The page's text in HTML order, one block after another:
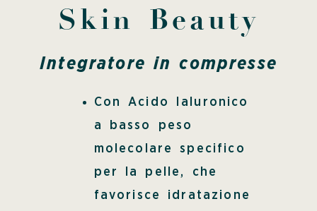
Skin Beauty
Integratore in compresse
Con Acido Ialuronico
a basso peso
molecolare specifico
per la pelle, che
favorisce idratazione